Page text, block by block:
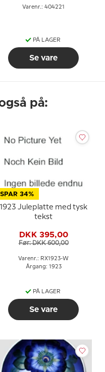
Varenr.: 404221
PÅ LAGER
Se vare
på:
SPAR 34%
1923 Juleplatte med tysk
tekst
DKK 395,00
Før: DKK 600,00
Varenr.: RX1923-W
Årgang: 1923
PÅ LAGER
Se vare